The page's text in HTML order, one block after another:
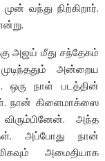
வந்து நிற்கிறார்.
அஜய் மீது சந்தேகம்
அன்றைய
ஒரு நாள் படத்தின்
நான் கிளைமாக்ஸை
அந்த
அப்போது நான்
அமைதியாக